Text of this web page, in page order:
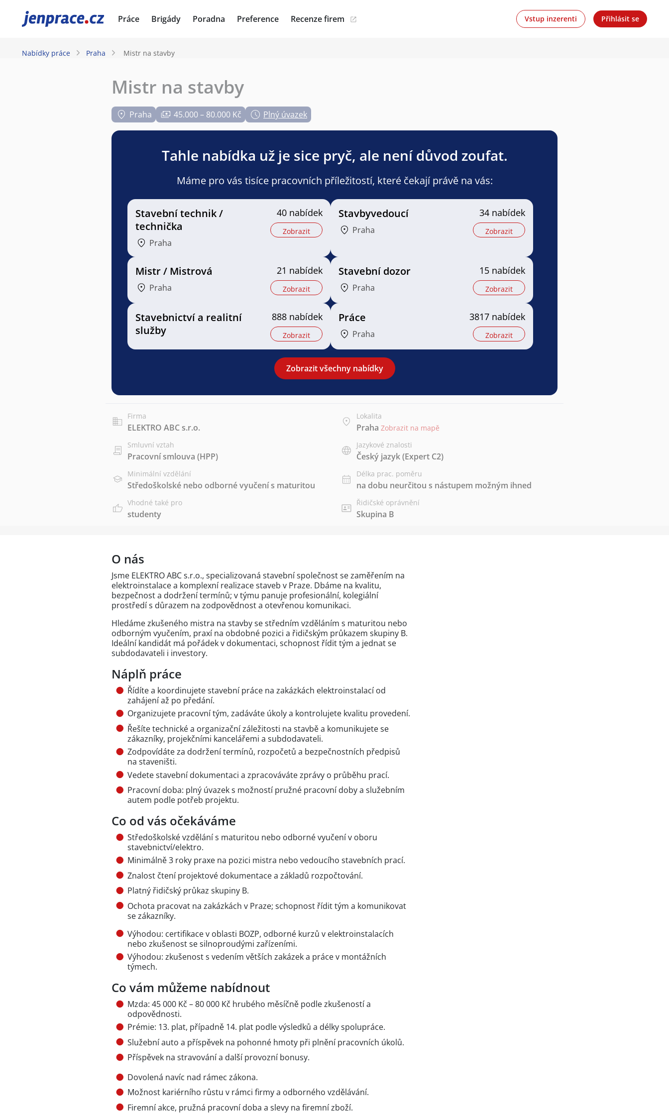
JenPráce.cz Práce Brigády Poradna Preference Recenze firem Vstup inzerenti Přihlásit se
Nabídky práce Praha Mistr na stavby
Mistr na stavby
Praha 45.000 – 80.000 Kč Plný úvazek
Tahle nabídka už je sice pryč, ale není důvod zoufat.
Máme pro vás tisíce pracovních příležitostí, které čekají právě na vás:
Stavební technik /
technička
Praha
40 nabídek
Zobrazit
Stavbyvedoucí
Praha
34 nabídek
Zobrazit
Mistr / Mistrová
Praha
21 nabídek
Zobrazit
Stavební dozor
Praha
15 nabídek
Zobrazit
Stavebnictví a realitní
služby
888 nabídek
Zobrazit
Práce
Praha
3817 nabídek
Zobrazit
Zobrazit všechny nabídky
Firma
ELEKTRO ABC s.r.o.
Lokalita
Praha Zobrazit na mapě
Smluvní vztah
Pracovní smlouva (HPP)
Jazykové znalosti
Český jazyk(Expert C2)
Minimální vzdělání
Středoškolské nebo odborné vyučení s maturitou
Délka prac. poměru
na dobu neurčitou s nástupem možným ihned
Vhodné také pro
studenty
Řidičské oprávnění
Skupina B
O nás
Jsme ELEKTRO ABC s.r.o., specializovaná stavební společnost se zaměřením na
elektroinstalace a komplexní realizace staveb v Praze. Dbáme na kvalitu,
bezpečnost a dodržení termínů; v týmu panuje profesionální, kolegiální
prostředí s důrazem na zodpovědnost a otevřenou komunikaci.
Hledáme zkušeného mistra na stavby se středním vzděláním s maturitou nebo
odborným vyučením, praxí na obdobné pozici a řidičským průkazem skupiny B.
Ideální kandidát má pořádek v dokumentaci, schopnost řídit tým a jednat se
subdodavateli i investory.
Náplň práce
Řídíte a koordinujete stavební práce na zakázkách elektroinstalací od
zahájení až po předání.
Organizujete pracovní tým, zadáváte úkoly a kontrolujete kvalitu provedení.
Řešíte technické a organizační záležitosti na stavbě a komunikujete se
zákazníky, projekčními kancelářemi a subdodavateli.
Zodpovídáte za dodržení termínů, rozpočetů a bezpečnostních předpisů
na staveništi.
Vedete stavební dokumentaci a zpracováváte zprávy o průběhu prací.
Pracovní doba: plný úvazek s možností pružné pracovní doby a služebním
autem podle potřeb projektu.
Co od vás očekáváme
Středoškolské vzdělání s maturitou nebo odborné vyučení v oboru
stavebnictví/elektro.
Minimálně 3 roky praxe na pozici mistra nebo vedoucího stavebních prací.
Znalost čtení projektové dokumentace a základů rozpočtování.
Platný řidičský průkaz skupiny B.
Ochota pracovat na zakázkách v Praze; schopnost řídit tým a komunikovat
se zákazníky.
Výhodou: certifikace v oblasti BOZP, odborné kurzů v elektroinstalacích
nebo zkušenost se silnoproudými zařízeními.
Výhodou: zkušenost s vedením větších zakázek a práce v montážních
týmech.
Co vám můžeme nabídnout
Mzda: 45 000 Kč – 80 000 Kč hrubého měsíčně podle zkušeností a
odpovědnosti.
Prémie: 13. plat, případně 14. plat podle výsledků a délky spolupráce.
Služební auto a příspěvek na pohonné hmoty při plnění pracovních úkolů.
Příspěvek na stravování a další provozní bonusy.
Dovolená navíc nad rámec zákona.
Možnost kariérního růstu v rámci firmy a odborného vzdělávání.
Firemní akce, pružná pracovní doba a slevy na firemní zboží.